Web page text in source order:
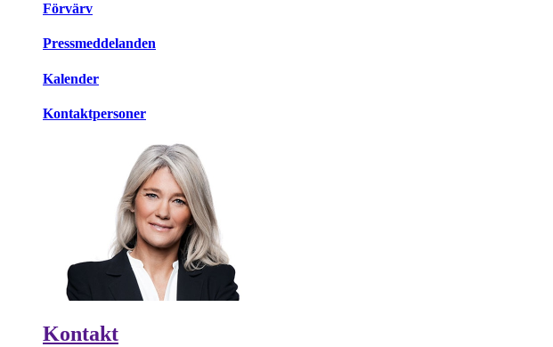
Förvärv
Pressmeddelanden
Kalender
Kontaktpersoner
Kontakt